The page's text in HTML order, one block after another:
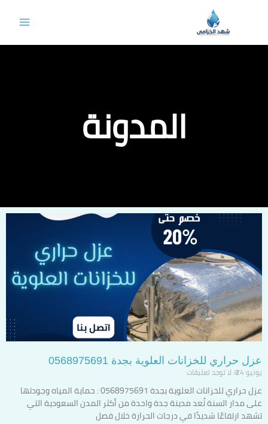
المدونة
عزل حراري للخزانات العلوية بجدة 0568975691
يونيو 24 لا توجد تعليقات
عزل حراري للخزانات العلوية بجدة 0568975691 : حماية المياه وجودتها
على مدار السنة تُعد مدينة جدة واحدة من أكثر المدن السعودية التي
تشهد ارتفاعًا شديدًا في درجات الحرارة خلال فصل
Page
Page
Page